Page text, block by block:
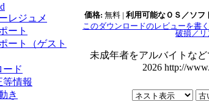
レジュメ
ート
ート（ゲスト
ード
等情報
き
価格: 無料 | 利用可能なＯＳ／ソフ
このダウンロードのレビューを書く
破損／
未成年者をアルバイトな
2026 http://